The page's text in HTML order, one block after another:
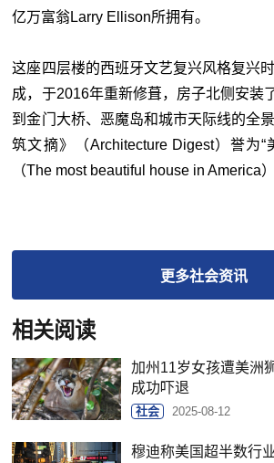
亿万富翁Larry Ellison所拥有。
这座四层楼的西班牙文艺复兴风格复兴
成，于2016年重新修葺，房子北侧安装
到金门大桥、恶魔岛和城市天际线的全
筑文摘》（Architecture Digest）誉为“
（The most beautiful house in America）
更多社会资讯
相关阅读
加州11岁女孩遭美洲
成功吓退
社会 2025-08-12
穆迪称美国超半数行